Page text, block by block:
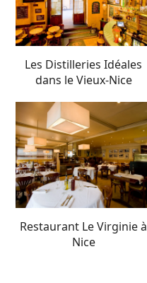
Les Distilleries Idéales
dans le Vieux-Nice
Restaurant Le Virginie à
Nice